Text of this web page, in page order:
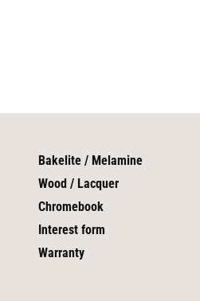
Bakelite / Melamine
Wood / Lacquer
Chromebook
Interest form
Warranty